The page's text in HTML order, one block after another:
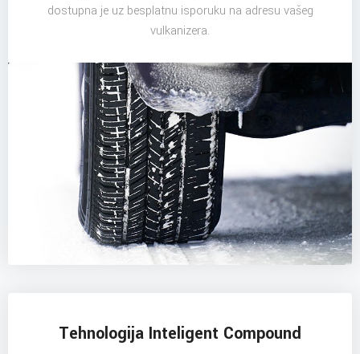
dostupna je uz besplatnu isporuku na adresu vašeg
vulkanizera.
Tehnologija Inteligent Compound